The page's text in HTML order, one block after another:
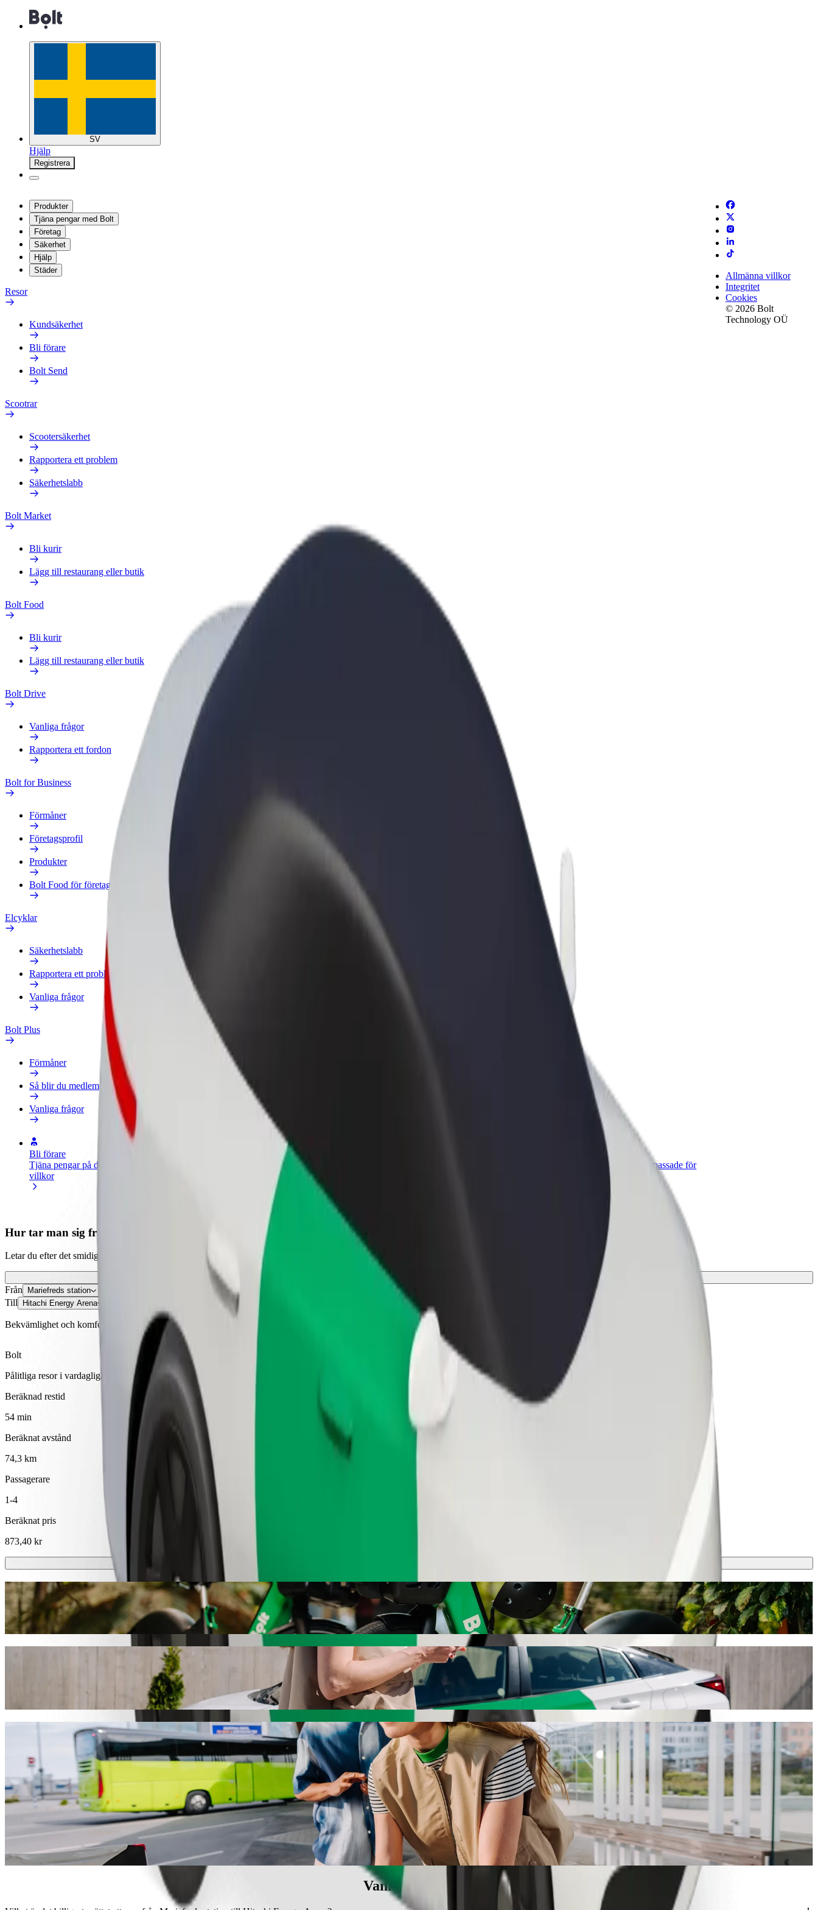
SV
Hjälp
Registrera
Produkter
Tjäna pengar med Bolt
Företag
Säkerhet
Hjälp
Städer
Resor
Kundsäkerhet
Bli förare
Bolt Send
Scootrar
Scootersäkerhet
Rapportera ett problem
Säkerhetslabb
Bolt Market
Bli kurir
Lägg till restaurang eller butik
Bolt Food
Bli kurir
Lägg till restaurang eller butik
Bolt Drive
Vanliga frågor
Rapportera ett fordon
Bolt for Business
Förmåner
Företagsprofil
Produkter
Bolt Food för företag
Elcyklar
Säkerhetslabb
Rapportera ett problem
Vanliga frågor
Bolt Plus
Förmåner
Så blir du medlem
Vanliga frågor
Bli förare
Tjäna pengar på dina egna
villkor
Lägg till restaurang eller
Nå fler kunder och öka
intäkterna
Bolts produkter och tjänster anpassade för
Allmänna villkor
Integritet
Cookies
© 2026 Bolt
Technology OÜ
Hur tar man sig från Mariefreds station till Hitachi Energy Arena
Letar du efter det smidigaste sättet att ta sig från Mariefreds station till Hitachi Energy Arena? Kolla in våra tjänster och hitta den perfekta lösningen för din resa.
Ladda ner appen
Från Mariefreds station
Till Hitachi Energy Arena
Bekvämlighet och komfort är bara några knapptryck bort!
Bolt
Pålitliga resor i vardagliga medelstora bilar.
Beräknad restid
54 min
Beräknat avstånd
74,3 km
Passagerare
1-4
Beräknat pris
873,40 kr
Scootrar eller elcyklar
Ta dig runt i Västerås med scooter eller elcykel
Ladda ner Bolt-appen
Ta dig från Mariefreds station till Hitachi Energy Arena med Bolt-apptaxi
Vi rekommenderar att du väljer Bolt-apptaxi om du är ute efter det bästa priset till Hitachi Energy Arena. Resan tar runt 54 min och kostar cirka 873,40 kr SEK med Bolt. Oavsett tillfälle har vi det perfekta
Bolt-tjänster som tar dig från Mariefreds station till Hitachi Energy Arena
Mycket bagage? Boka vår XL-kategori för upp till 6 personer.
Behöver du resa stiligt? Prova Bolts premiumbilar.
Reser du med barn? Boka en barnvänlig resa med bälteskudde.
Är ditt husdjur med? Prova våra husdjursvänliga resor.
Behöver du extra hjälp? Vår Assist-kategori erbjuder rullstolsanpassade fordon.
Prisvärda resor? Res med kompaktbilar till ett lägre pris med Basic-kategorin.
Ladda ner Bolt-appen
Vanliga frågor